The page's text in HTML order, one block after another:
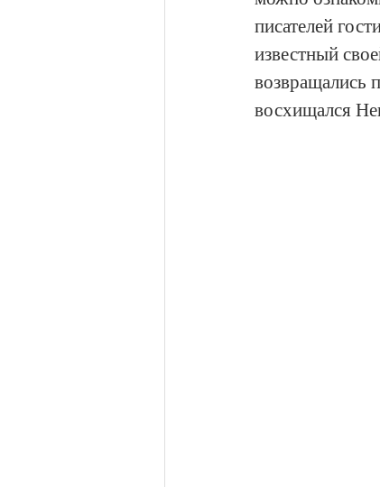
писателей
известный
возвращались
восхищался